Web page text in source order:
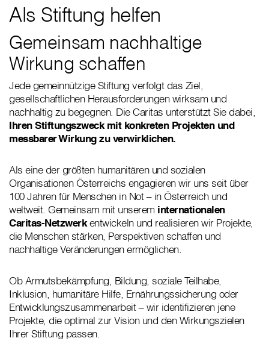
Als Stiftung helfen
Gemeinsam nachhaltige
Wirkung schaffen
Jede gemeinnützige Stiftung verfolgt das Ziel,
gesellschaftlichen Herausforderungen wirksam und
nachhaltig zu begegnen. Die Caritas unterstützt Sie dabei,
Ihren Stiftungszweck mit konkreten Projekten und
messbarer Wirkung zu verwirklichen.
Als eine der größten humanitären und sozialen
Organisationen Österreichs engagieren wir uns seit über
100 Jahren für Menschen in Not – in Österreich und
weltweit. Gemeinsam mit unserem internationalen
Caritas-Netzwerkentwickeln und realisieren wir Projekte,
die Menschen stärken, Perspektiven schaffen und
nachhaltige Veränderungen ermöglichen.
Ob Armutsbekämpfung, Bildung, soziale Teilhabe,
Inklusion, humanitäre Hilfe, Ernährungssicherung oder
Entwicklungszusammenarbeit – wir identifizieren jene
Projekte, die optimal zur Vision und den Wirkungszielen
Ihrer Stiftung passen.